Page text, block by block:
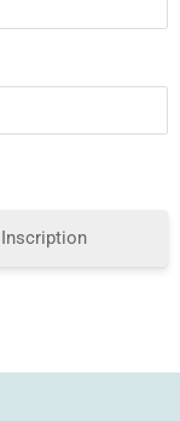
Inscription